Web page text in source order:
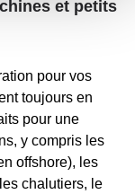
et petits
pour vos
toujours en
pour une
y compris les
offshore), les
chalutiers, le